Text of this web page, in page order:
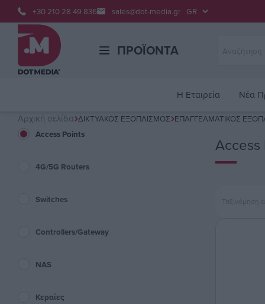
+30 210 28 49 836 sales@dot-media.gr
ΠΡΟΪΌΝΤΑ
H Εταιρεία Νέα
Αρχική σελίδα ΔΙΚΤΥΑΚΌΣ ΕΞΟΠΛΙΣΜΌΣ ΕΠΑΓΓΕΛΜΑΤΙΚΌΣ
Access Points
4G/5G Routers
Switches
Controllers/Gateway
NAS
Κεραίες
Access